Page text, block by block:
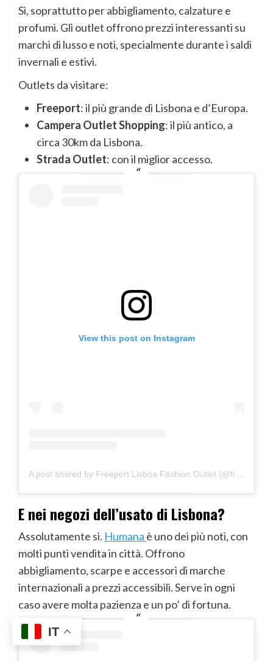
Sì, soprattutto per abbigliamento, calzature e
profumi. Gli outlet offrono prezzi interessanti su
marchi di lusso e noti, specialmente durante i saldi
invernali e estivi.
Outlets da visitare:
Freeport: il più grande di Lisbona e d’Europa.
Campera Outlet Shopping: il più antico, a
circa 30km da Lisbona.
Strada Outlet: con il miglior accesso.
View this post on Instagram
A post shared by Freeport Lisboa Fashion Outlet (@freeportlisboafashionoutlet)
E nei negozi dell’usato di Lisbona?
Assolutamente sì. Humana è uno dei più noti, con
molti punti vendita in città. Offrono
abbigliamento, scarpe e accessori di marche
internazionali a prezzi accessibili. Serve in ogni
caso avere molta pazienza e un po’ di fortuna.
IT